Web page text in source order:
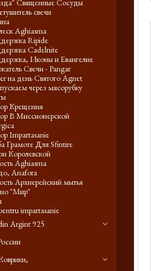
Священные Сосуды
свечи
Aghiasma
Ripide
Cadelnite
Иконы и Евангелие
Свечи - Pangar
на день Святого Agnet
через мясорубку
Крещения
В Миссионерской
Impartasanie
Грамоте Для Sfintire
Королевской
Aghiasma
Anafora
Архиерейский мытья
"Мир"
impartasanie
Argint 925